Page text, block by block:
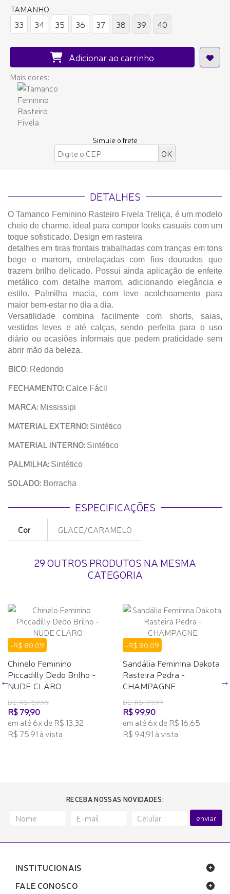
TAMANHO:
33
34 35 36 37 38 39 40
Adicionar ao carrinho
Mais cores:
Simule o frete
DETALHES
O Tamanco Feminino Rasteiro Fivela Treliça, é um modelo
cheio de charme, ideal para compor looks casuais com um
toque sofisticado. Design em rasteira
detalhes em tiras frontais trabalhadas com tranças em tons
bege e marrom, entrelaçadas com fios dourados que
trazem brilho delicado. Possui ainda aplicação de enfeite
metálico com detalhe marrom, adicionando elegância e
estilo. Palmilha macia, com leve acolchoamento para
maior bem-estar no dia a dia.
Versatilidade combina facilmente com shorts, saias,
vestidos leves e até calças, sendo perfeita para o uso
diário ou ocasiões informais que pedem praticidade sem
abrir mão da beleza.
BICO: Redondo
FECHAMENTO: Calce Fácil
MARCA: Mississipi
MATERIAL EXTERNO: Sintético
MATERIAL INTERNO: Sintético
PALMILHA: Sintético
SOLADO: Borracha
ESPECIFICAÇÕES
Cor GLACE/CARAMELO
29 OUTROS PRODUTOS NA MESMA
CATEGORIA
-R$ 80,09
Chinelo Feminino
Piccadilly Dedo Brilho -
NUDE CLARO
DE: R$ 159,99
R$ 79,90
em até 6x de R$ 13,32
R$ 75,91 à vista
-R$ 80,09
Sandália Feminina Dakota
Rasteira Pedra -
CHAMPAGNE
DE: R$ 179,99
R$ 99,90
em até 6x de R$ 16,65
R$ 94,91 à vista
RECEBA NOSSAS NOVIDADES:
enviar
INSTITUCIONAIS
FALE CONOSCO